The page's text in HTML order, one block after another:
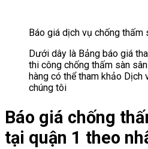
Báo giá dịch vụ chống
Dưới dây là Bảng báo giá
thi công chống thấm sàn
hàng có thể tham khảo Dịch
chúng tôi
Báo giá chống
tại quận 1 theo